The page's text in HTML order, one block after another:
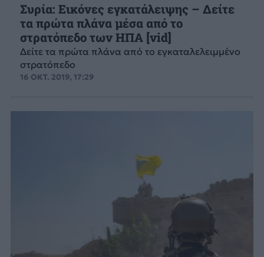
Συρία: Εικόνες εγκατάλειψης – Δείτε
τα πρώτα πλάνα μέσα από το
στρατόπεδο των ΗΠΑ [vid]
Δείτε τα πρώτα πλάνα από το εγκαταλελειμμένο
στρατόπεδο
16 ΟΚΤ. 2019, 17:29